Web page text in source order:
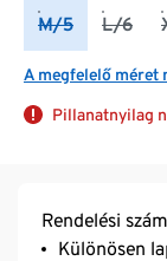
M/5 L/6
A megfelelő méret
Pillanatnyilag
Rendelési
Különösen